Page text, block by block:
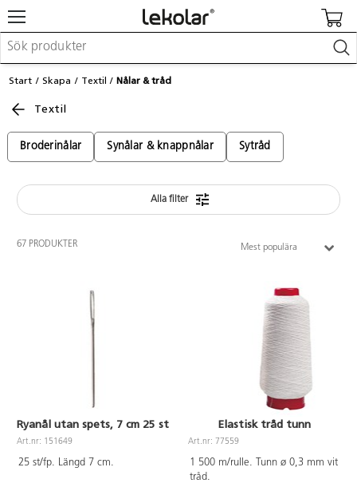
Möbler & inredning
Skapa
Lära
Barnvagnar & småbarnsartiklar
Kontakta Lekolar
Start Skapa Textil Nålar & tråd
Textil
Broderinålar Synålar & knappnålar Sytråd
Alla filter
67 PRODUKTER Mest populära
Ryanål utan spets, 7 cm 25 st
Art.nr: 151649
25 st/fp. Längd 7 cm.
Elastisk tråd tunn
Art.nr: 77559
1 500 m/rulle. Tunn ø 0,3 mm vit
tråd.